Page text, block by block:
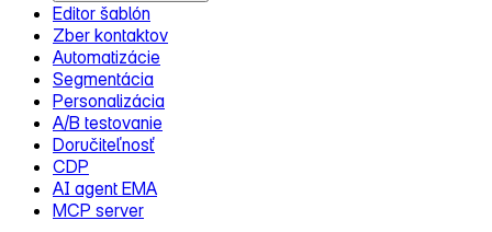
Editor šablón
Zber kontaktov
Automatizácie
Segmentácia
Personalizácia
A/B testovanie
Doručiteľnosť
CDP
AI agent EMA
MCP server